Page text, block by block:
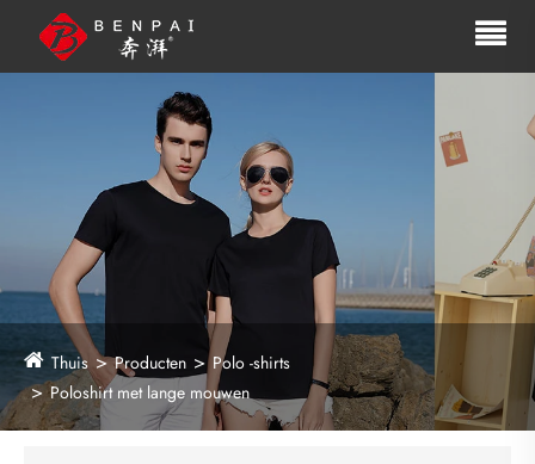
Thuis Producten
Polo -shirts
Poloshirt met lange mouwen